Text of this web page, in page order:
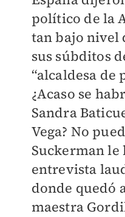
político de la
tan bajo nivel
sus súbditos
“alcaldesa de
¿Acaso se
Sandra
Vega? No
Suckerman le
entrevista
donde quedó
maestra